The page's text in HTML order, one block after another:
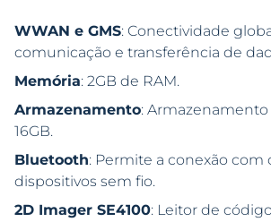
WWAN e GMS: Conectividade
comunicação e transferência de
Memória: 2GB de RAM.
Armazenamento:
16GB.
Bluetooth: Permite a conexão com
dispositivos sem fio.
2D Imager SE4100: Leitor de